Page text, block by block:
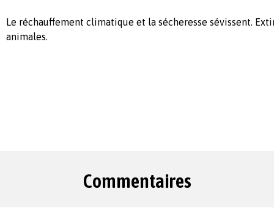
Le réchauffement climatique et la sécheresse sévissent.
animales.
Commentaires